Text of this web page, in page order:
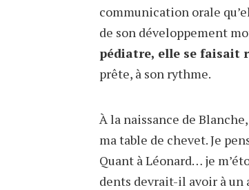
communication orale
de son développement
pédiatre, elle se faisait
prête, à son rythme.
À la naissance de
ma table de chevet. Je
Quant à Léonard… je
dents devrait-il avoir à un